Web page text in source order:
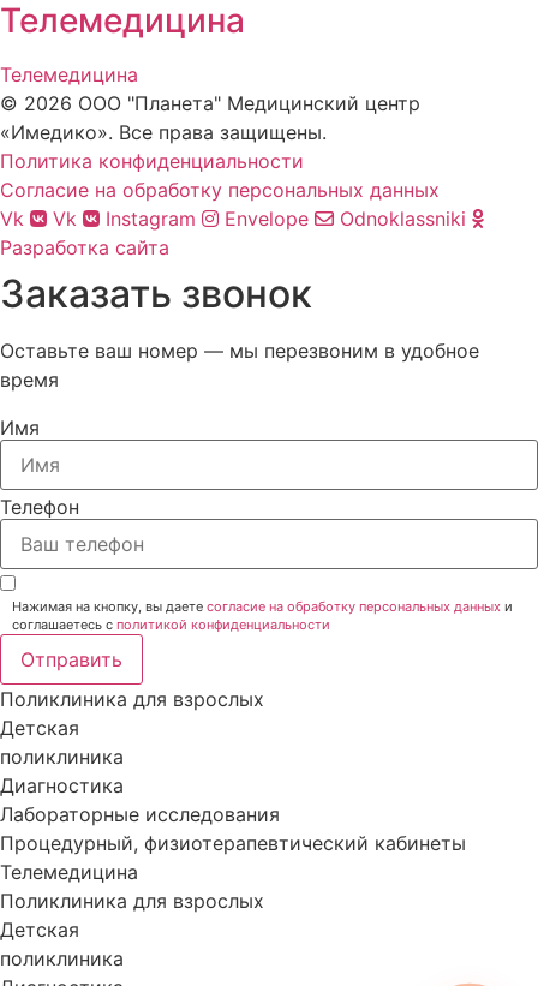
Телемедицина
Телемедицина
© 2026 ООО "Планета" Медицинский центр
«Имедико». Все права защищены.
Политика конфиденциальности
Cогласие на обработку персональных данных
Vk
Vk Instagram Envelope
Odnoklassniki
Разработка сайта
Заказать звонок
Оставьте ваш номер — мы перезвоним в удобное
время
Имя
Телефон
Нажимая на кнопку, вы даете согласие на обработку персональных данных и
соглашаетесь c политикой конфиденциальности
Отправить
Поликлиника для взрослых
Детская
поликлиника
Диагностика
Лабораторные исследования
Процедурный, физиотерапевтический кабинеты
Телемедицина
Поликлиника для взрослых
Детская
поликлиника